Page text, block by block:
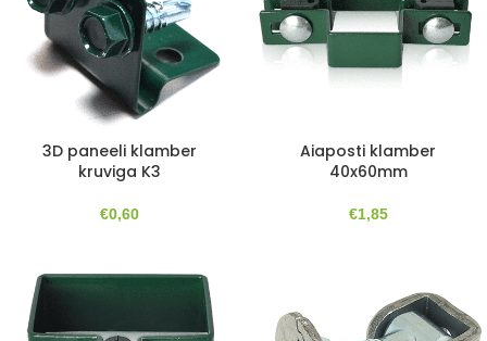
3D paneeli klamber
kruviga K3
€0,60
Aiaposti klamber
40x60mm
€1,85